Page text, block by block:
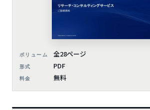
ボリューム 全28ページ
形式 PDF
料金 無料